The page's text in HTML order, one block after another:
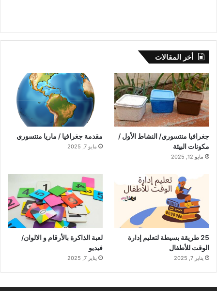
أخر المقالات
جغرافيا منتسوري/ النشاط الأول /
مكونات البيئة
مايو 12, 2025
مقدمة جغرافيا / ماريا منتسوري
مايو 7, 2025
25 طريقة بسيطة لتعليم إدارة
الوقت للأطفال
يناير 7, 2025
لعبة الذاكرة بالأرقام و الالوان/
فيديو
يناير 7, 2025